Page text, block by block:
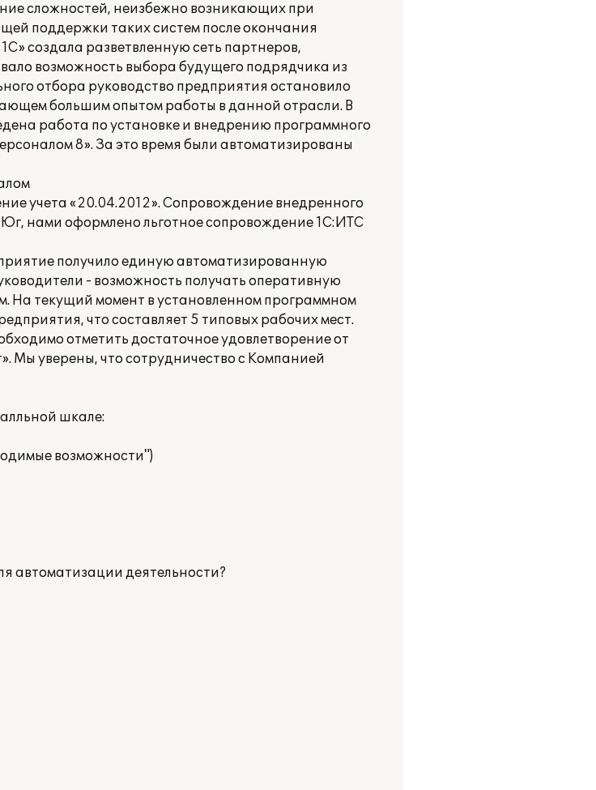
сложностей, неизбежно возникающих при
поддержки таких систем после окончания
создала разветвленную сеть партнеров,
возможность выбора будущего подрядчика из
отбора руководство предприятия остановило
большим опытом работы в данной отрасли. В
работа по установке и внедрению программного
8». За это время были автоматизированы
учета «20.04.2012». Сопровождение внедренного
нами оформлено льготное сопровождение 1С:ИТС
получило единую автоматизированную
- возможность получать оперативную
На текущий момент в установленном программном
что составляет 5 типовых рабочих мест.
отметить достаточное удовлетворение от
уверены, что сотрудничество с Компанией
шкале:
возможности")
автоматизации деятельности?